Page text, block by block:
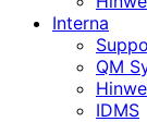
Interna
QM
IDMS